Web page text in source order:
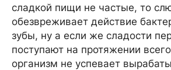
сладкой пищи не частые, то
обезвреживает действие
зубы, ну а если же сладости
поступают на протяжении
организм не успевает